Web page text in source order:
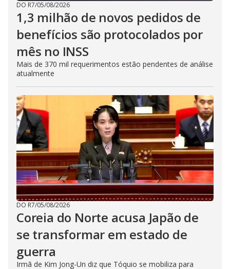
DO R7/05/08/2026
1,3 milhão de novos pedidos de
benefícios são protocolados por
mês no INSS
Mais de 370 mil requerimentos estão pendentes de análise
atualmente
DO R7/05/08/2026
Coreia do Norte acusa Japão de
se transformar em estado de
guerra
Irmã de Kim Jong-Un diz que Tóquio se mobiliza para